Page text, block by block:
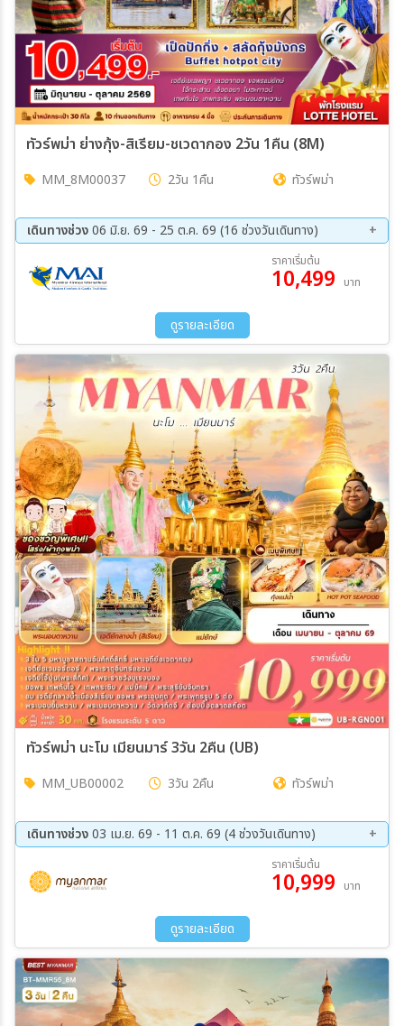
ทัวร์พม่า ย่างกุ้ง-สิเรียม-ชเวดากอง 2วัน 1คืน (8M)
MM_8M00037 2วัน 1คืน ทัวร์พม่า
เดินทางช่วง06 มิ.ย. 69 - 25 ต.ค. 69 (16 ช่วงวันเดินทาง)
11 ส.ค. 69 - 12 ส.ค. 69
12 ส.ค. 69 - 13 ส.ค. 69
15 ส.ค. 69 - 16 ส.ค. 69
22 ส.ค. 69 - 23 ส.ค. 69
29 ส.ค. 69 - 30 ส.ค. 69
12 ก.ย. 69 - 13 ก.ย. 69
26 ก.ย. 69 - 27 ก.ย. 69
03 ต.ค. 69 - 04 ต.ค. 69
10 ต.ค. 69 - 11 ต.ค. 69
11 ต.ค. 69 - 12 ต.ค. 69
12 ต.ค. 69 - 13 ต.ค. 69
23 ต.ค. 69 - 24 ต.ค. 69
24 ต.ค. 69 - 25 ต.ค. 69
ราคาเริ่มต้น
10,499 บาท
ดูรายละเอียด
ทัวร์พม่า นะโม เมียนมาร์ 3วัน 2คืน (UB)
MM_UB00002 3วัน 2คืน ทัวร์พม่า
เดินทางช่วง03 เม.ย. 69 - 11 ต.ค. 69 (4 ช่วงวันเดินทาง)
11 ก.ย. 69 - 13 ก.ย. 69
25 ก.ย. 69 - 27 ก.ย. 69
09 ต.ค. 69 - 11 ต.ค. 69
ราคาเริ่มต้น
10,999 บาท
ดูรายละเอียด